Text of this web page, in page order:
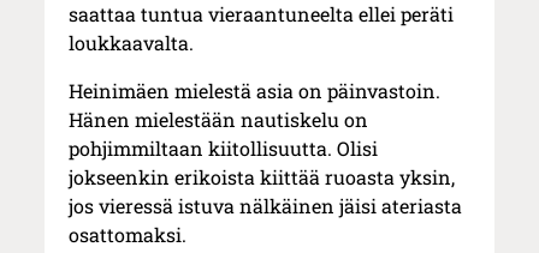
saattaa tuntua vieraantuneelta ellei peräti
loukkaavalta.
Heinimäen mielestä asia on päinvastoin.
Hänen mielestään nautiskelu on
pohjimmiltaan kiitollisuutta. Olisi
jokseenkin erikoista kiittää ruoasta yksin,
jos vieressä istuva nälkäinen jäisi ateriasta
osattomaksi.